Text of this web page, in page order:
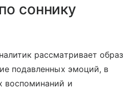
соннику
рассматривает образ
подавленных эмоций, в
воспоминаний и